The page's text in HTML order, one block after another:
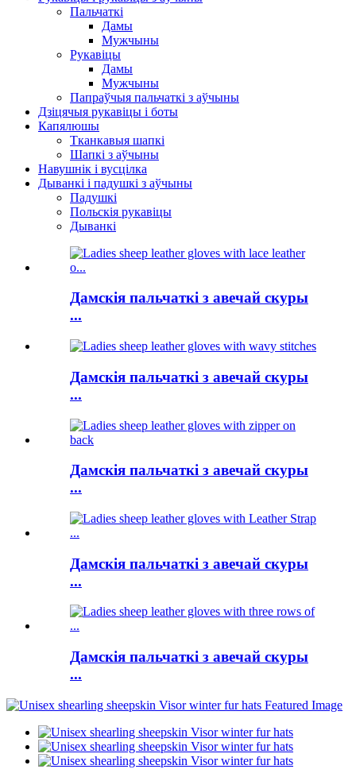
Пальчаткі
Дамы
Мужчыны
Рукавіцы
Дамы
Мужчыны
Папраўчыя пальчаткі з аўчыны
Дзіцячыя рукавіцы і боты
Капялюшы
Тканкавыя шапкі
Шапкі з аўчыны
Навушнік і вусцілка
Дыванкі і падушкі з аўчыны
Падушкі
Польскія рукавіцы
Дыванкі
Дамскія пальчаткі з авечай скуры
...
Дамскія пальчаткі з авечай скуры
...
Дамскія пальчаткі з авечай скуры
...
Дамскія пальчаткі з авечай скуры
...
Дамскія пальчаткі з авечай скуры
...